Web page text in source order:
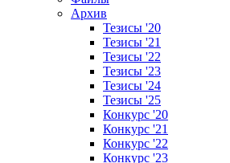
Архив
Тезисы '20
Тезисы '21
Тезисы '22
Тезисы '23
Тезисы '24
Тезисы '25
Конкурс '20
Конкурс '21
Конкурс '22
Конкурс '23